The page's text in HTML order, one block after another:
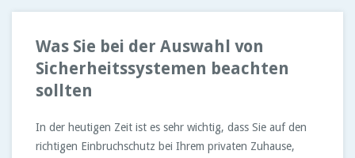
Was Sie bei der Auswahl von
Sicherheitssystemen beachten
sollten
In der heutigen Zeit ist es sehr wichtig, dass Sie auf den
richtigen Einbruchschutz bei Ihrem privaten Zuhause,